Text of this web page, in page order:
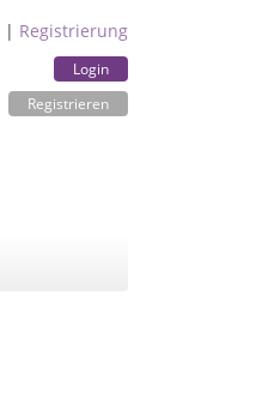
| Registrierung
Login
Registrieren